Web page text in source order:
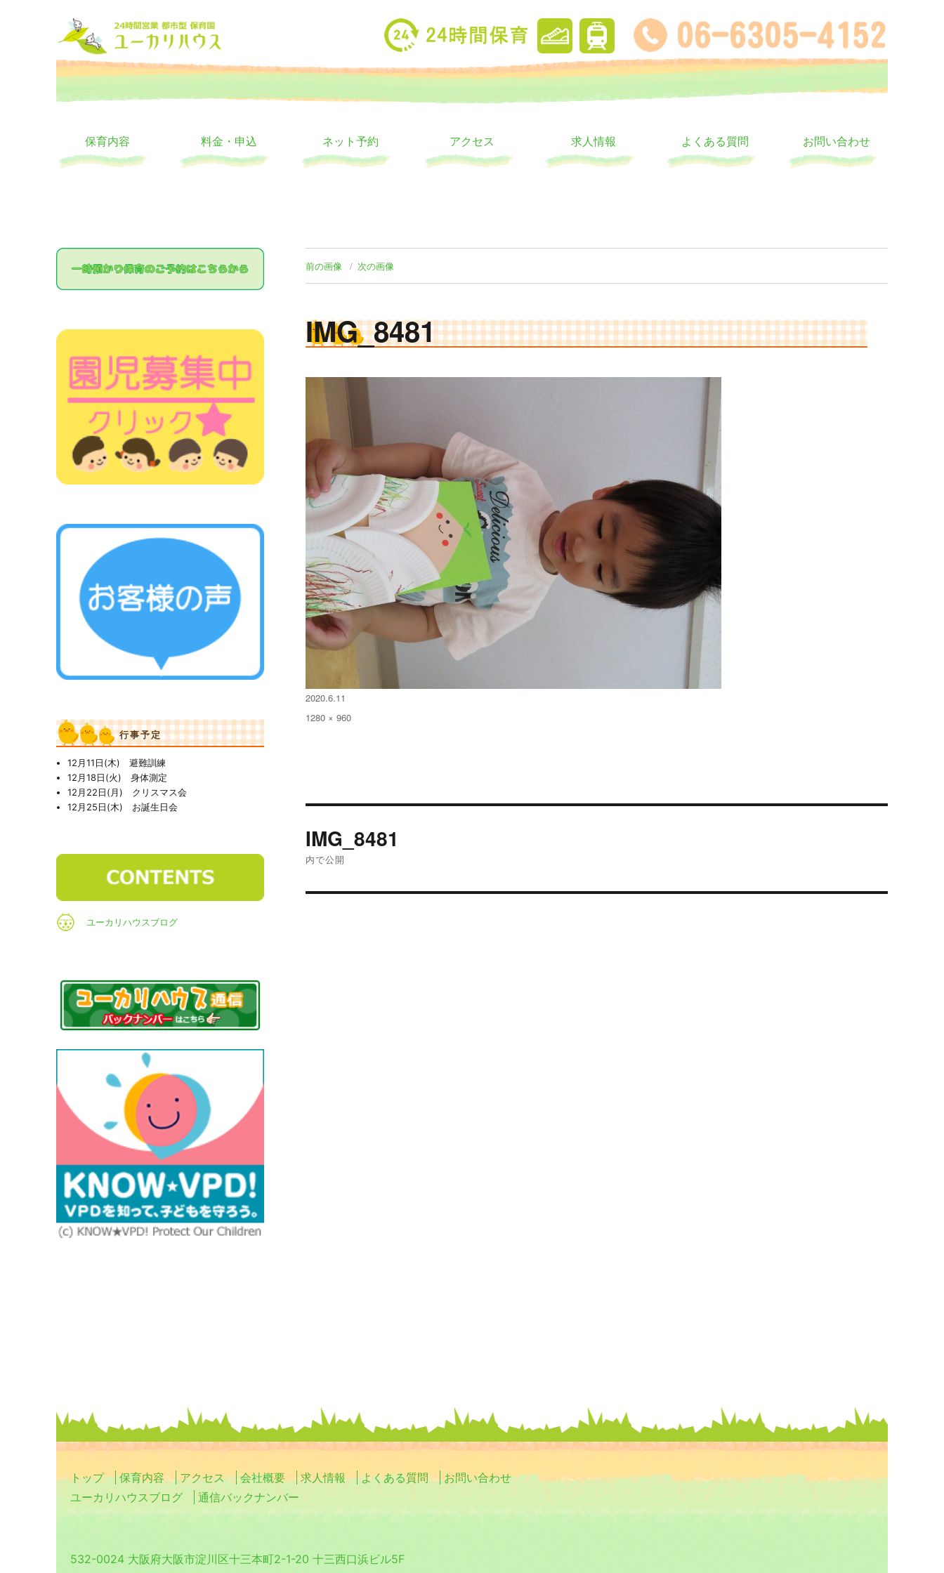
24時間託児所 ユーカリハウス
大阪の24時間託児所 ユーカリハウス 月極 一時保育 一時預かり
保育内容 料金・申込 ネット予約 アクセス 求人情報 よくある質問 お問い合わせ
前の画像 次の画像
IMG_8481
投
稿
2020.6.11
フ
1280 × 960
稿
IMG_8481
内で公開
行事予定
12月11日(木) 避難訓練
12月18日(火) 身体測定
12月22日(月) クリスマス会
12月25日(木) お誕生日会
ユーカリハウスブログ
トップ 保育内容 アクセス 会社概要 求人情報 よくある質問
お問い合わせ
ユーカリハウスブログ
通信バックナンバー
532-0024 大阪府大阪市淀川区十三本町2-1-20 十三西口浜ビル5F